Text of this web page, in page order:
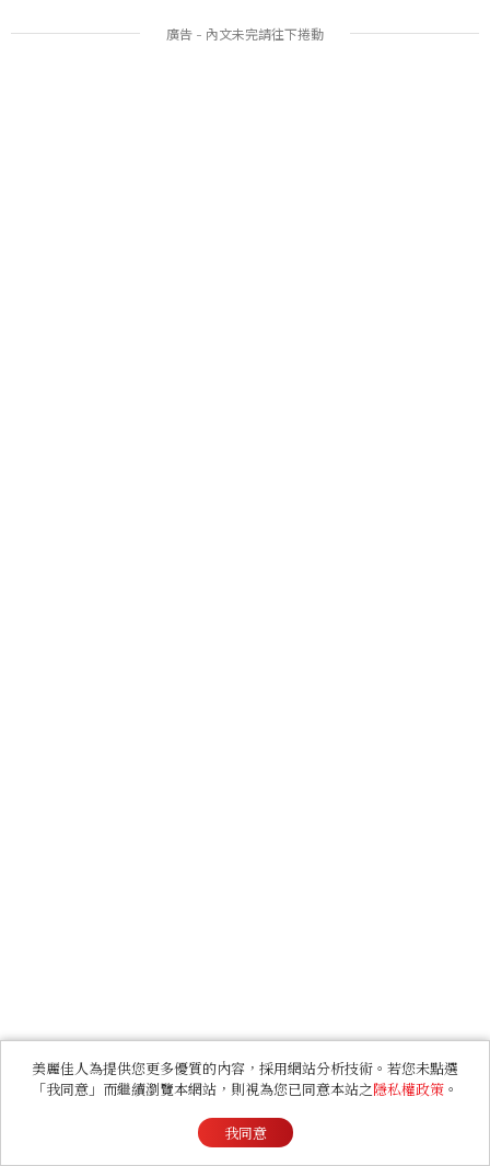
美麗佳人為提供您更多優質的內容，採用網站分析技術。若您未點選
「我同意」而繼續瀏覽本網站，則視為您已同意本站之隱私權政策 。
我同意